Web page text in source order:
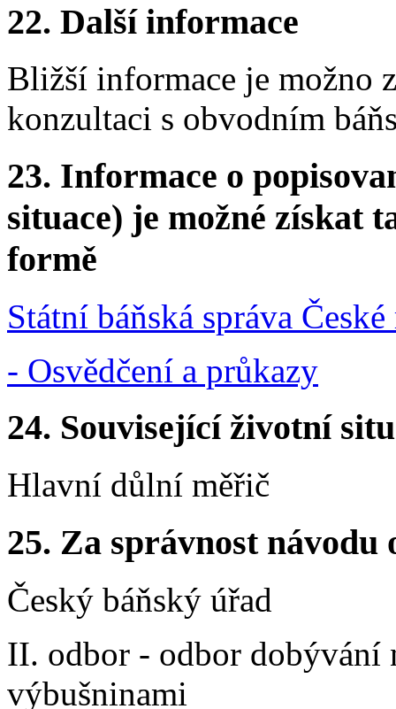
22. Další informace
Bližší informace je možno
konzultaci s obvodním
23. Informace o
situace) je možné získat
formě
Státní báňská správa
- Osvědčení a průkazy
24. Související životní
Hlavní důlní měřič
25. Za správnost návodu
Český báňský úřad
II. odbor - odbor dobývání
výbušninami